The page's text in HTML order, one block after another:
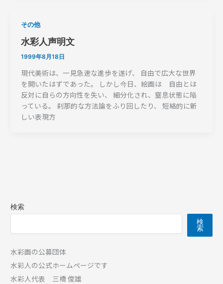
その他
水彩人声明文
1999年8月18日
現代美術は、一見急速な進歩を遂げ、 自由で広大な世界
を開いたはずであった。 しかし今日、絵画は 自由とは
反対に自らの方向性を失い、 細分化され、窒息状態に陥
っている。 刹那的な方法論をふり回したり、 短絡的に新
しい表現方
検索
検
索
水彩画の公募団体
水彩人の公式ホームページです
水彩人代表 三橋 俊雄